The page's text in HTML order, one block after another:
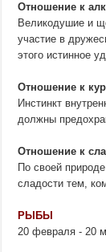
Отношение к
Великодушие и
участие в
этого истинное
Отношение к
Инстинкт
должны
Отношение к
По своей
сладости тем,
РЫБЫ
20 февраля - 20